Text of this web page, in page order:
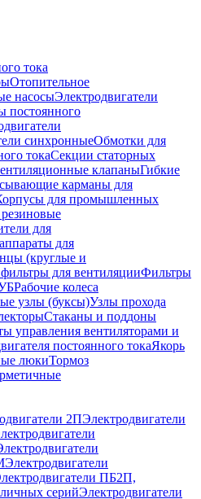
тока
Отопительное
насосыЭлектродвигатели
постоянного
синхронныеОбмотки для
токаСекции статорных
клапаныГибкие
карманы для
для промышленных
для
для
(круглые и
для вентиляцииФильтры
Рабочие колеса
узлы (буксы)Узлы прохода
Стаканы и поддоны
управления вентиляторами и
постоянного токаЯкорь
люкиТормоз
2ПЭлектродвигатели
Электродвигатели
ПБ2П,
серийЭлектродвигатели